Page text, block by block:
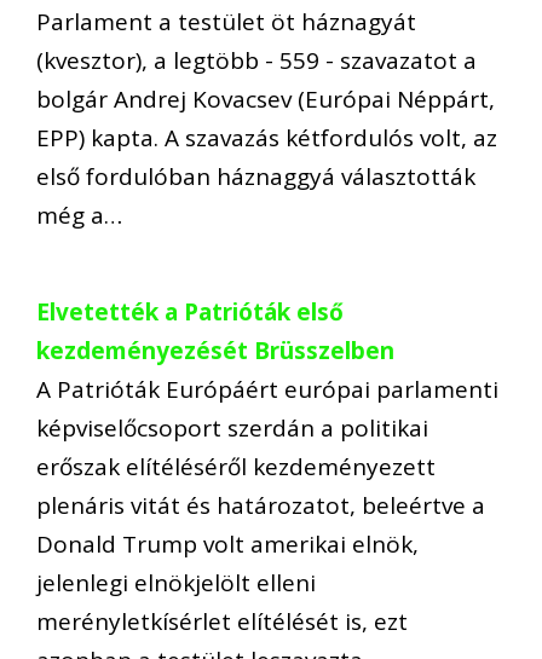
Parlament a testület öt háznagyát
(kvesztor), a legtöbb - 559 - szavazatot a
bolgár Andrej Kovacsev (Európai Néppárt,
EPP) kapta. A szavazás kétfordulós volt, az
első fordulóban háznaggyá választották
még a…
Elvetették a Patrióták első
kezdeményezését Brüsszelben
A Patrióták Európáért európai parlamenti
képviselőcsoport szerdán a politikai
erőszak elítéléséről kezdeményezett
plenáris vitát és határozatot, beleértve a
Donald Trump volt amerikai elnök,
jelenlegi elnökjelölt elleni
merényletkísérlet elítélését is, ezt